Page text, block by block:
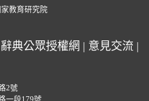
辭典公眾授權網 | 意見交流 |
2號